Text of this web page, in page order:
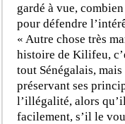
gardé à vue,
pour défendre
« Autre chose très
histoire de Kilifeu,
tout Sénégalais,
préservant ses
l’illégalité, alors
facilement, s’il le